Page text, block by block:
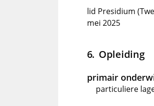
lid Presidium
mei 2025
Opleiding
primair
particuliere